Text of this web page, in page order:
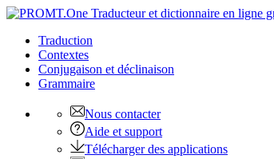
Traduction
Contextes
Conjugaison et déclinaison
Grammaire
Nous contacter
Aide et support
Télécharger des applications